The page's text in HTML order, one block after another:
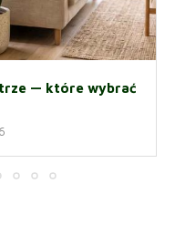
— które wybrać